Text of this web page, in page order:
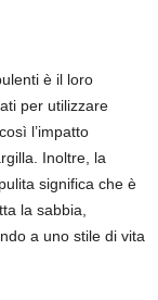
è il loro
per utilizzare
l’impatto
Inoltre, la
significa che è
la sabbia,
a uno stile di vita